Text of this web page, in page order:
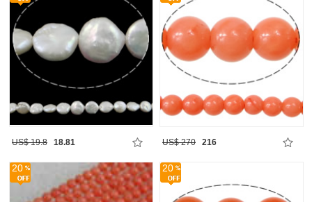
US$ 19.8 18.81 US$ 270 216
20 20